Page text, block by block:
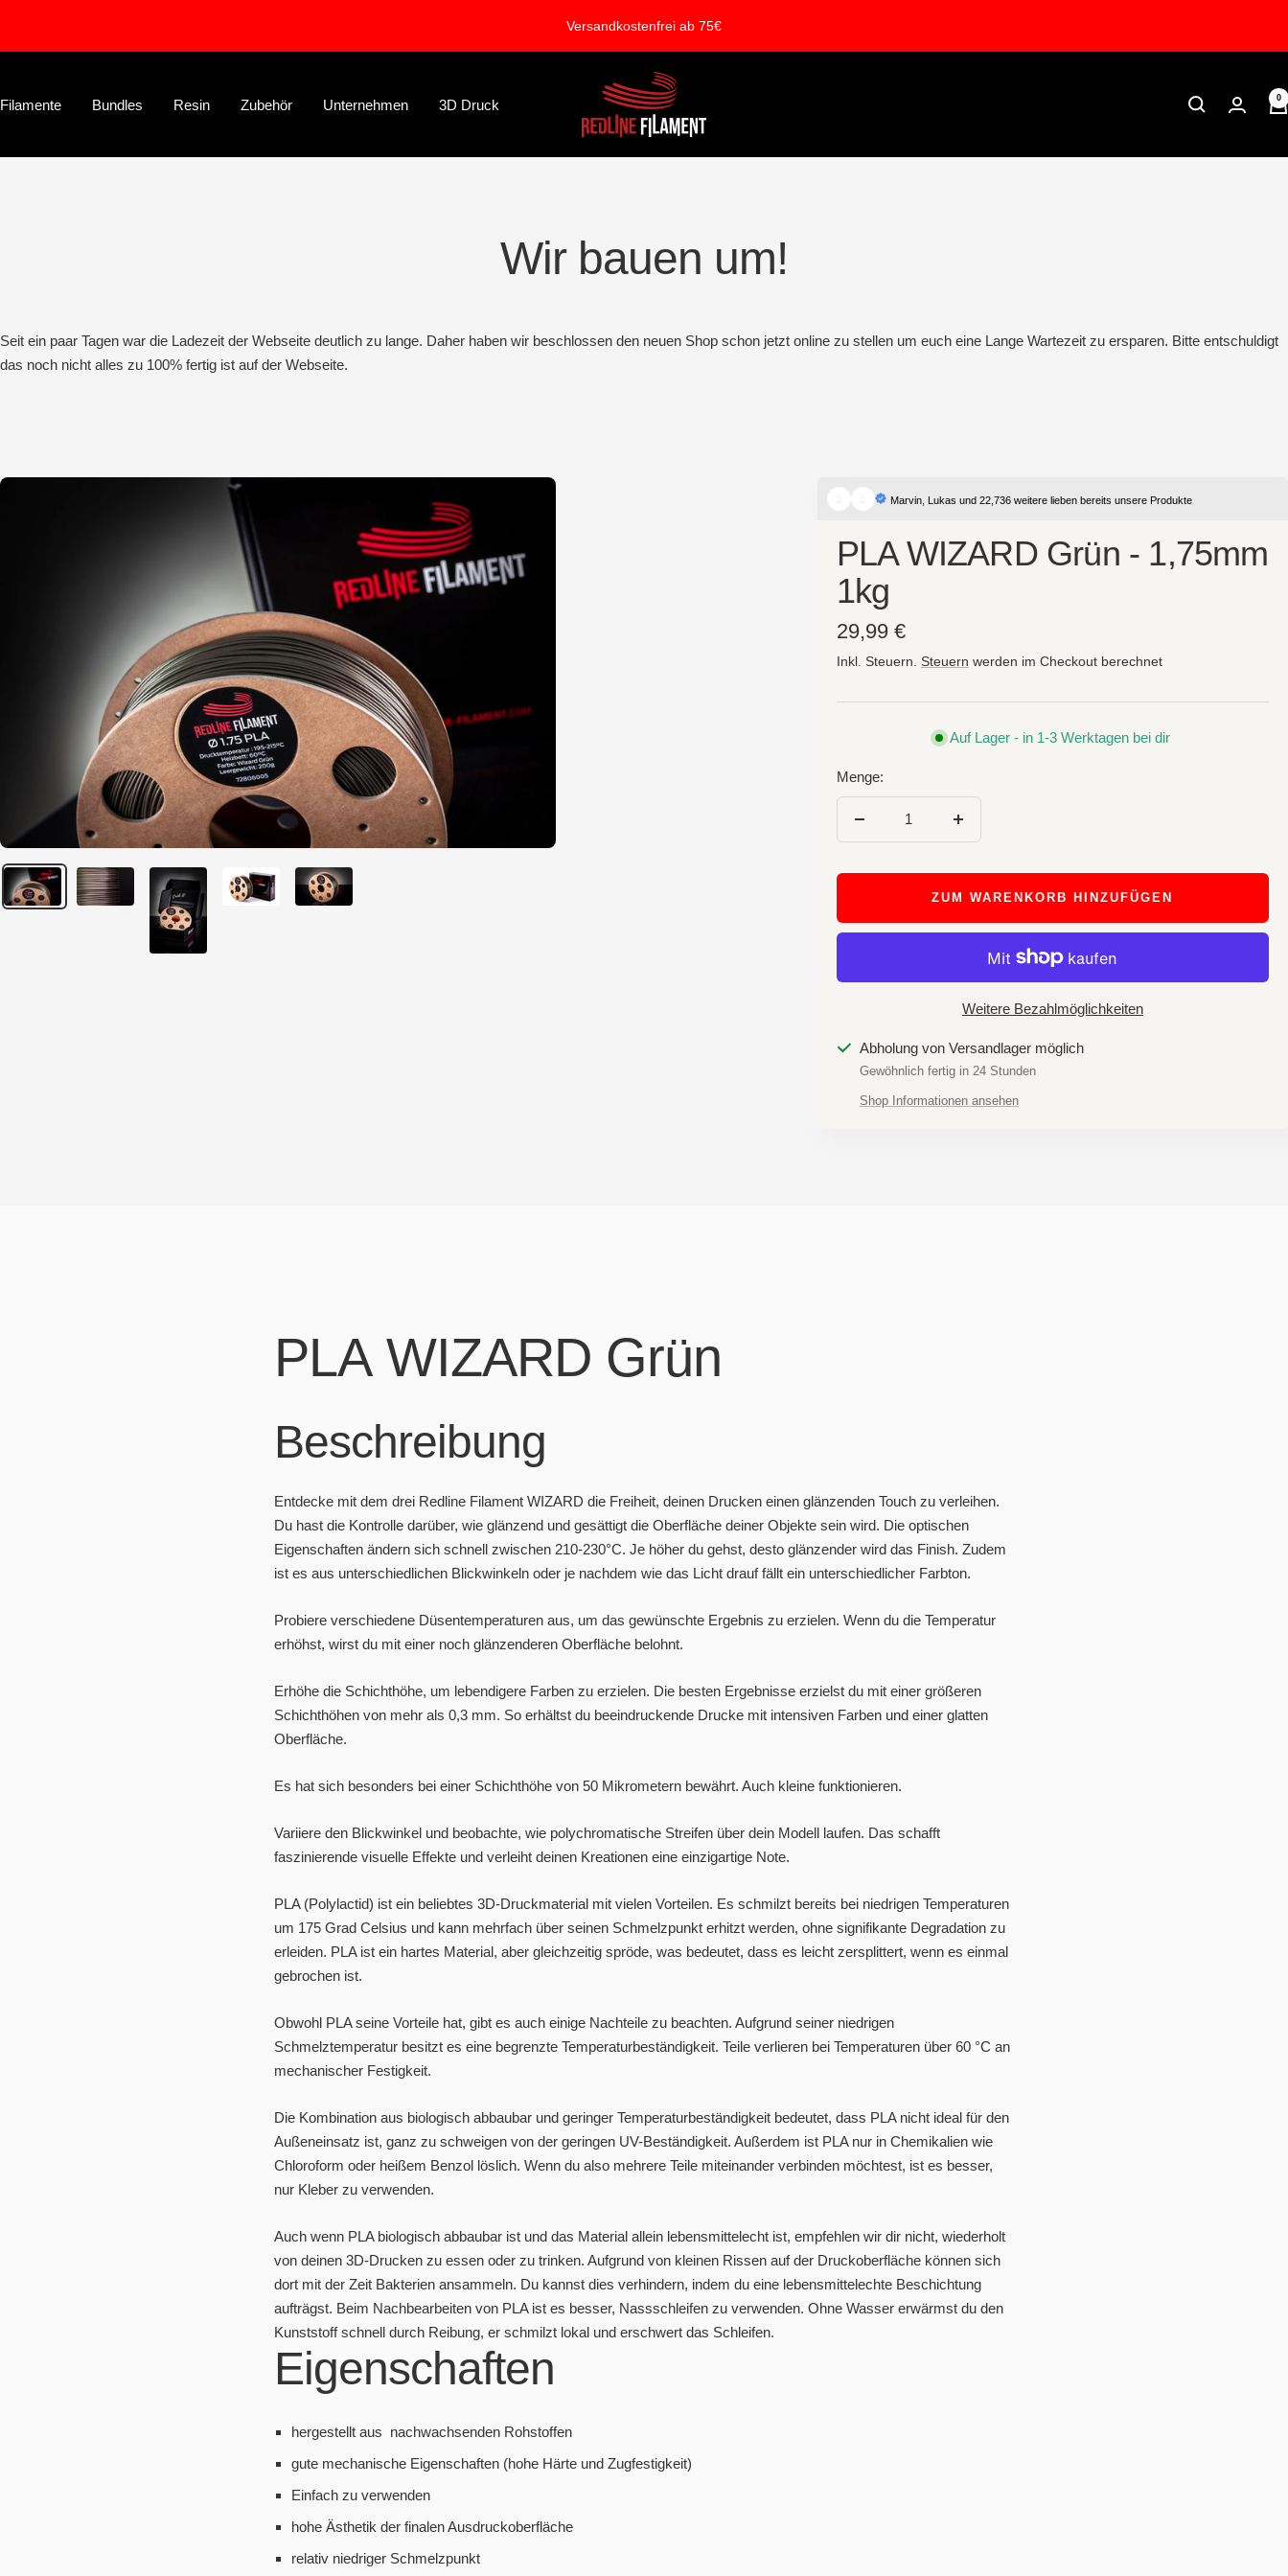
Versandkostenfrei ab 75€
Filamente Bundles Resin Zubehör Unternehmen 3D Druck
REDLINE
FILAMENT
0
Wir bauen um!
Seit ein paar Tagen war die Ladezeit der Webseite deutlich zu lange. Daher haben wir beschlossen den neuen Shop schon jetzt online zu stellen um euch eine Lange Wartezeit zu ersparen. Bitte entschuldigt
das noch nicht alles zu 100% fertig ist auf der Webseite.
Marvin, Lukas und 22,736 weitere lieben bereits unsere Produkte
PLA WIZARD Grün - 1,75mm
1kg
Angebotspreis
29,99 €
Inkl. Steuern. Steuern werden im Checkout berechnet
Auf Lager - in 1-3 Werktagen bei dir
Menge:
ZUM WARENKORB HINZUFÜGEN
Weitere Bezahlmöglichkeiten
Abholung von Versandlager möglich
Gewöhnlich fertig in 24 Stunden
Shop Informationen ansehen
PLA WIZARD Grün
Beschreibung
Entdecke mit dem drei Redline Filament WIZARD die Freiheit, deinen Drucken einen glänzenden Touch zu verleihen.
Du hast die Kontrolle darüber, wie glänzend und gesättigt die Oberfläche deiner Objekte sein wird. Die optischen
Eigenschaften ändern sich schnell zwischen 210-230°C. Je höher du gehst, desto glänzender wird das Finish. Zudem
ist es aus unterschiedlichen Blickwinkeln oder je nachdem wie das Licht drauf fällt ein unterschiedlicher Farbton.
Probiere verschiedene Düsentemperaturen aus, um das gewünschte Ergebnis zu erzielen. Wenn du die Temperatur
erhöhst, wirst du mit einer noch glänzenderen Oberfläche belohnt.
Erhöhe die Schichthöhe, um lebendigere Farben zu erzielen. Die besten Ergebnisse erzielst du mit einer größeren
Schichthöhen von mehr als 0,3 mm. So erhältst du beeindruckende Drucke mit intensiven Farben und einer glatten
Oberfläche.
Es hat sich besonders bei einer Schichthöhe von 50 Mikrometern bewährt. Auch kleine funktionieren.
Variiere den Blickwinkel und beobachte, wie polychromatische Streifen über dein Modell laufen. Das schafft
faszinierende visuelle Effekte und verleiht deinen Kreationen eine einzigartige Note.
PLA (Polylactid) ist ein beliebtes 3D-Druckmaterial mit vielen Vorteilen. Es schmilzt bereits bei niedrigen Temperaturen
um 175 Grad Celsius und kann mehrfach über seinen Schmelzpunkt erhitzt werden, ohne signifikante Degradation zu
erleiden. PLA ist ein hartes Material, aber gleichzeitig spröde, was bedeutet, dass es leicht zersplittert, wenn es einmal
gebrochen ist.
Obwohl PLA seine Vorteile hat, gibt es auch einige Nachteile zu beachten. Aufgrund seiner niedrigen
Schmelztemperatur besitzt es eine begrenzte Temperaturbeständigkeit. Teile verlieren bei Temperaturen über 60 °C an
mechanischer Festigkeit.
Die Kombination aus biologisch abbaubar und geringer Temperaturbeständigkeit bedeutet, dass PLA nicht ideal für den
Außeneinsatz ist, ganz zu schweigen von der geringen UV-Beständigkeit. Außerdem ist PLA nur in Chemikalien wie
Chloroform oder heißem Benzol löslich. Wenn du also mehrere Teile miteinander verbinden möchtest, ist es besser,
nur Kleber zu verwenden.
Auch wenn PLA biologisch abbaubar ist und das Material allein lebensmittelecht ist, empfehlen wir dir nicht, wiederholt
von deinen 3D-Drucken zu essen oder zu trinken. Aufgrund von kleinen Rissen auf der Druckoberfläche können sich
dort mit der Zeit Bakterien ansammeln. Du kannst dies verhindern, indem du eine lebensmittelechte Beschichtung
aufträgst. Beim Nachbearbeiten von PLA ist es besser, Nassschleifen zu verwenden. Ohne Wasser erwärmst du den
Kunststoff schnell durch Reibung, er schmilzt lokal und erschwert das Schleifen.
Eigenschaften
hergestellt aus nachwachsenden Rohstoffen
gute mechanische Eigenschaften (hohe Härte und Zugfestigkeit)
Einfach zu verwenden
hohe Ästhetik der finalen Ausdruckoberfläche
relativ niedriger Schmelzpunkt